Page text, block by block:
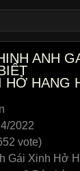
ANH
HỞ HANG
2022
vote)
Gái Xinh Hở